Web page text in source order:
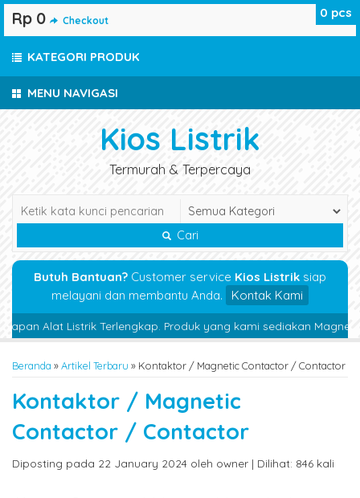
MENU NAVIGASI
Kios Listrik
Termurah & Terpercaya
Cari
Butuh Bantuan? Customer service Kios Listrik siap
melayani dan membantu Anda.
Kontak Kami
Listrik Terlengkap. Produk yang kami sediakan Magnetic
Beranda »Artikel Terbaru » Kontaktor / Magnetic Contactor / Contactor
Kontaktor / Magnetic
Contactor / Contactor
Diposting pada 22 January 2024 oleh owner | Dilihat: 846 kali
0 pcs
Rp 0 Checkout
KATEGORI PRODUK